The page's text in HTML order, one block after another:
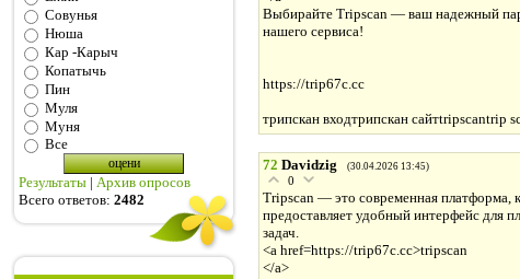
Совунья
Нюша
Кар -Карыч
Копатычь
Пин
Муля
Муня
Все
Результаты | Архив опросов
Всего ответов: 2482
Выбирайте Tripscan — ваш надежный
нашего сервиса!
https://trip67c.cc
трипскан входтрипскан сайтtripscantrip
72 Davidzig (30.04.2026 13:45)
0
Tripscan — это современная платформа,
предоставляет удобный интерфейс для
задач.
<a href=https://trip67c.cc>tripscan
</a>